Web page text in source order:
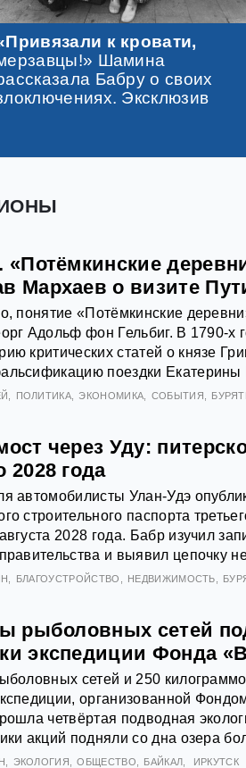
к кровати,
Шамина
Бабру о своих
Эксклюзив
«Потёмкинские
Мархаев о визите
понятие «Потёмкинские
Адольф фон Гельбиг. В 1790-х
критических статей о князе
поездки Екатерины
ПОЛИТИКА ЭКОНОМИКА СОБЫТИЯ
через Уду:
2028 года
автомобилисты Улан-Удэ
строительного паспорта
2028 года. Бабр изучил
и выявил цепочку
БЛАГОУСТРОЙСТВО НЕДВИЖИМОСТЬ
рыболовных сетей
экспедиции Фонда
сетей и 250
организованной
четвёртая подводная
акций подняли со дна озера
ЭКОЛОГИЯ ОБЩЕСТВО БАЙКАЛ ИРКУТСК